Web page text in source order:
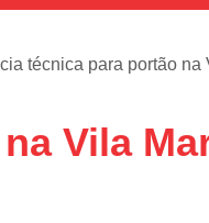
Conserto de Portões
Conserto de Portão
técnica para portão na
Vila